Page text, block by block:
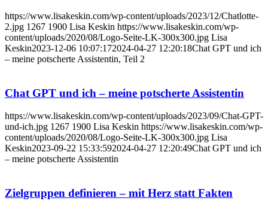
https://www.lisakeskin.com/wp-content/uploads/2023/12/Chatlotte-
2.jpg 1267 1900 Lisa Keskin https://www.lisakeskin.com/wp-
content/uploads/2020/08/Logo-Seite-LK-300x300.jpg Lisa
Keskin2023-12-06 10:07:172024-04-27 12:20:18Chat GPT und ich
– meine potscherte Assistentin, Teil 2
Chat GPT und ich – meine potscherte Assistentin
https://www.lisakeskin.com/wp-content/uploads/2023/09/Chat-GPT-
und-ich.jpg 1267 1900 Lisa Keskin https://www.lisakeskin.com/wp-
content/uploads/2020/08/Logo-Seite-LK-300x300.jpg Lisa
Keskin2023-09-22 15:33:592024-04-27 12:20:49Chat GPT und ich
– meine potscherte Assistentin
Zielgruppen definieren – mit Herz statt Fakten